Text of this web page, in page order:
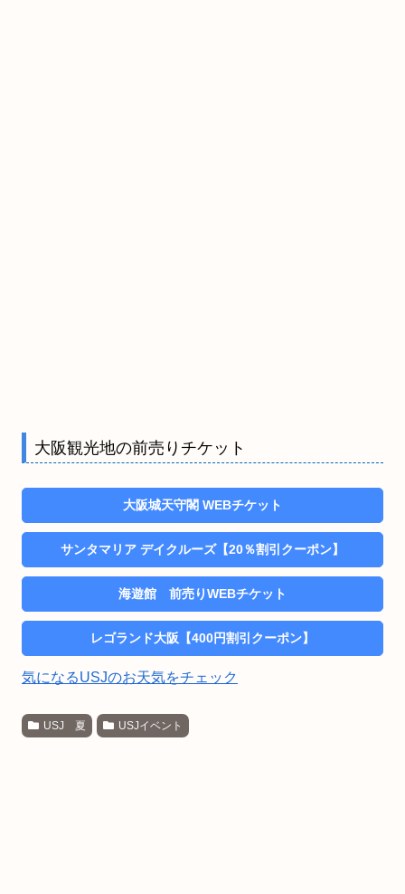
大阪観光地の前売りチケット
大阪城天守閣 WEBチケット
サンタマリア デイクルーズ【20％割引クーポン】
海遊館 前売りWEBチケット
レゴランド大阪【400円割引クーポン】
気になるUSJのお天気をチェック
USJ 夏 USJイベント